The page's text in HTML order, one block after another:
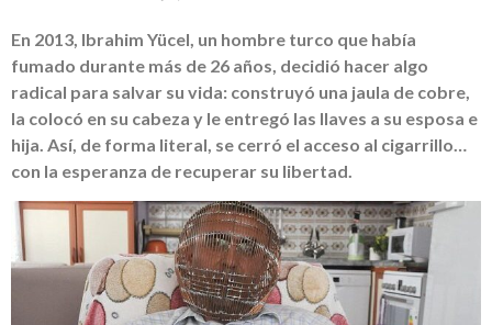
En 2013, Ibrahim Yücel, un hombre turco que había
fumado durante más de 26 años, decidió hacer algo
radical para salvar su vida: construyó una jaula de cobre,
la colocó en su cabeza y le entregó las llaves a su esposa e
hija. Así, de forma literal, se cerró el acceso al cigarrillo…
con la esperanza de recuperar su libertad.